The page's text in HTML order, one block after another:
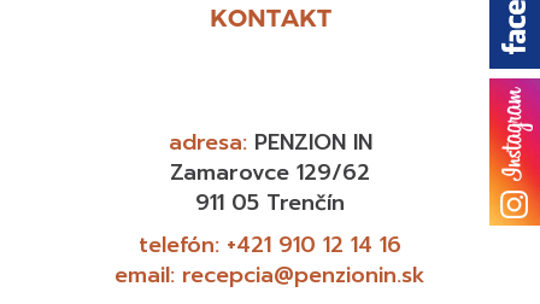
adresa:PENZION IN
Zamarovce 129/62
911 05 Trenčín
telefón: +421 910 12 14 16
email: recepcia@penzionin.sk